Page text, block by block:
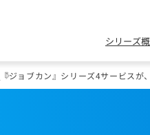
シリーズ
『ジョブカン』シリーズ4サービス